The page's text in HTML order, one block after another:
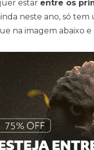
estar entre os
neste ano, só tem
na imagem abaixo